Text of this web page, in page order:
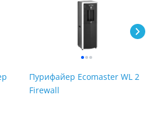
Пурифайер Ecomaster WL 2
Firewall